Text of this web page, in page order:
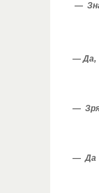
—
— Да,
— Зря
— Да